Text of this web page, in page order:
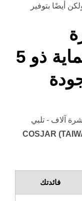
أيضًا بتوفير
الكاملة - جدار الحماية ذو 5
آلاف - تلبي
COSJAR
فائدتك